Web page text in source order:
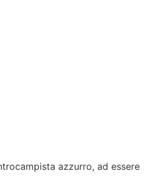
azzurro, ad essere